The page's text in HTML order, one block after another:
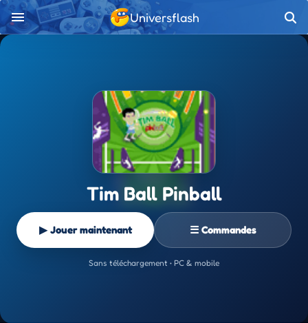
Universflash
Tim Ball Pinball
▶ Jouer maintenant ☰ Commandes
Sans téléchargement • PC & mobile